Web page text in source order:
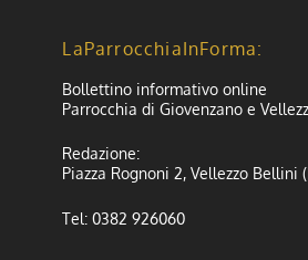
LaParrocchiaInForma:
Bollettino informativo online
Parrocchia di Giovenzano e
Redazione:
Piazza Rognoni 2, Vellezzo Bellini
Tel: 0382 926060